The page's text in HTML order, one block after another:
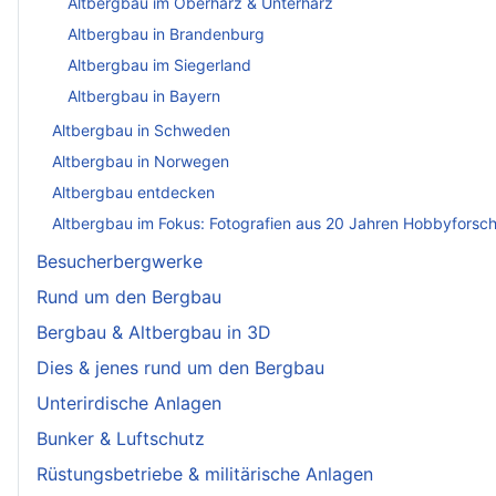
Altbergbau in Brandenburg
Altbergbau im Siegerland
Altbergbau in Bayern
Altbergbau in Schweden
Altbergbau in Norwegen
Altbergbau entdecken
Altbergbau im Fokus: Fotografien aus 20 Jahren
Besucherbergwerke
Rund um den Bergbau
Bergbau & Altbergbau in 3D
Dies & jenes rund um den Bergbau
Unterirdische Anlagen
Bunker & Luftschutz
Rüstungsbetriebe & militärische Anlagen